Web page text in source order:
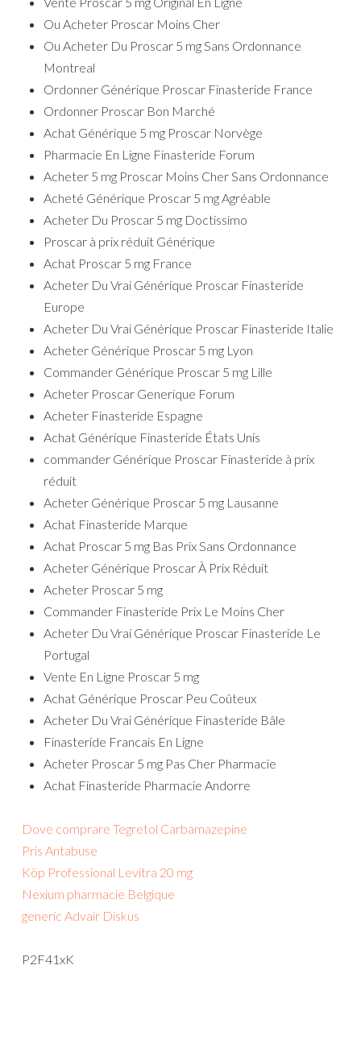
Ou Acheter Proscar Moins Cher
Ou Acheter Du Proscar 5 mg Sans Ordonnance
Montreal
Ordonner Générique Proscar Finasteride France
Ordonner Proscar Bon Marché
Achat Générique 5 mg Proscar Norvège
Pharmacie En Ligne Finasteride Forum
Acheter 5 mg Proscar Moins Cher Sans Ordonnance
Acheté Générique Proscar 5 mg Agréable
Acheter Du Proscar 5 mg Doctissimo
Proscar à prix réduit Générique
Achat Proscar 5 mg France
Acheter Du Vrai Générique Proscar Finasteride
Europe
Acheter Du Vrai Générique Proscar Finasteride Italie
Acheter Générique Proscar 5 mg Lyon
Commander Générique Proscar 5 mg Lille
Acheter Proscar Generique Forum
Acheter Finasteride Espagne
Achat Générique Finasteride États Unis
commander Générique Proscar Finasteride à prix
réduit
Acheter Générique Proscar 5 mg Lausanne
Achat Finasteride Marque
Achat Proscar 5 mg Bas Prix Sans Ordonnance
Acheter Générique Proscar À Prix Réduit
Acheter Proscar 5 mg
Commander Finasteride Prix Le Moins Cher
Acheter Du Vrai Générique Proscar Finasteride Le
Portugal
Vente En Ligne Proscar 5 mg
Achat Générique Proscar Peu Coûteux
Acheter Du Vrai Générique Finasteride Bâle
Finasteride Francais En Ligne
Acheter Proscar 5 mg Pas Cher Pharmacie
Achat Finasteride Pharmacie Andorre
Dove comprare Tegretol Carbamazepine
Pris Antabuse
Köp Professional Levitra 20 mg
Nexium pharmacie Belgique
generic Advair Diskus
P2F41xK